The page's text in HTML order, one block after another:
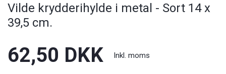
Vilde krydderihylde i metal - Sort 14 x
39,5 cm.
62,50 DKK Inkl. moms